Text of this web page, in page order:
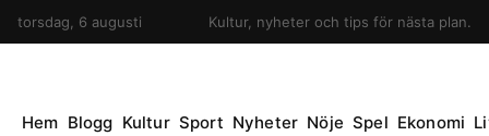
torsdag, 6 augusti Kultur, nyheter och tips för nästa plan.
Hem Blogg Kultur Sport Nyheter Nöje Spel Ekonomi